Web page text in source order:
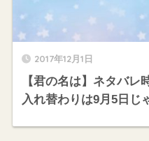
2017年12月1日
【君の名は】ネタバ
入れ替わりは9月5日じ